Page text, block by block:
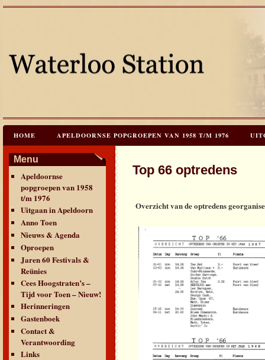
HOME APELDOORNSE POPGROEPEN VAN 1958 T/M 1976
JAREN 60 FESTIVALS & REÜNIES
CONTACT & VERANTWOORDING LINKS LAATSTE UPDATES
Menu
Apeldoornse
popgroepen van 1958
t/m 1976
Uitgaan in Apeldoorn
Anno Toen
Nieuws & Agenda
Oproepen
Jaren 60 Festivals &
Reünies
Cees Hoogstraten’s –
Tijd voor Toen – Nieuw!
Herinneringen
Gastenboek
Contact &
Verantwoording
Links
Top 66 optredens
Overzicht van de optredens